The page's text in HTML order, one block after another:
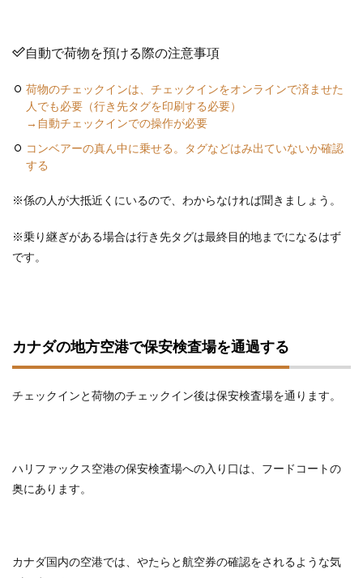
自動で荷物を預ける際の注意事項
荷物のチェックインは、チェックインをオンラインで済ませた
人でも必要（行き先タグを印刷する必要）
→自動チェックインでの操作が必要
コンベアーの真ん中に乗せる。タグなどはみ出ていないか確認
する
※係の人が大抵近くにいるので、わからなければ聞きましょう。
※乗り継ぎがある場合は行き先タグは最終目的地までになるはず
です。
カナダの地方空港で保安検査場を通過する
チェックインと荷物のチェックイン後は保安検査場を通ります。
ハリファックス空港の保安検査場への入り口は、フードコートの
奥にあります。
カナダ国内の空港では、やたらと航空券の確認をされるような気